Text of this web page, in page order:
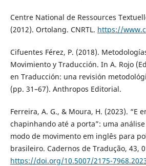
Centre National de Ressources
(2012). Ortolang. CNRTL. https://
Cifuentes Férez, P. (2018).
Movimiento y Traducción. In A. Rojo
en Traducción: una revisión
(pp. 31–67). Anthropos Editorial.
Ferreira, A. G., & Moura, H. (2023). “E
chapinhando até a porta”: uma
modo de movimento em inglês para
brasileiro. Cadernos de Tradução, 43,
https://doi.org/10.5007/2175-